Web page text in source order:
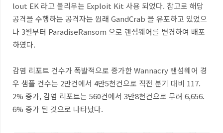
lout EK 라고 불리우는 Exploit Kit 사용 되었다. 참고로 해당
공격을 수행하는 공격자는 원래 GandCrab 을 유포하고 있었으
나 3월부터 ParadiseRansom 으로 랜섬웨어를 변경하여 배포
하였다.
감염 리포트 건수가 폭발적으로 증가한Wannacry 랜섬웨어 경
우 샘플 건수는 2만건에서 4만5천건으로 직전 분기 대비 117.
2% 증가, 감염 리포트는 560건에서 3만8천건으로 무려 6,656.
6% 증가 된 것으로 나타났다.